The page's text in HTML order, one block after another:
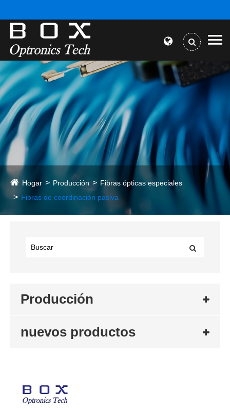
Hogar Producción
Fibras ópticas especiales
Fibras de coordinación pasiva
Producción
nuevos productos